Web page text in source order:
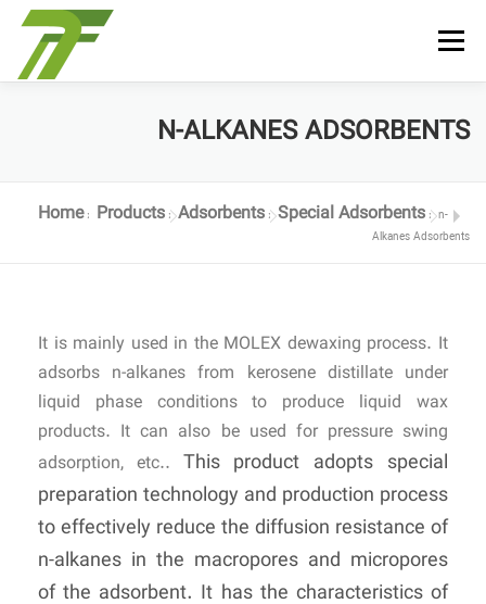
Menu
N-ALKANES ADSORBENTS
Home» Products »Adsorbents »Special Adsorbents »n-
Alkanes Adsorbents
It is mainly used in the MOLEX dewaxing process. It
adsorbs n-alkanes from kerosene distillate under
liquid phase conditions to produce liquid wax
products. It can also be used for pressure swing
adsorption, etc.. This product adopts special
preparation technology and production process
to effectively reduce the diffusion resistance of
n-alkanes in the macropores and micropores
of the adsorbent. It has the characteristics of